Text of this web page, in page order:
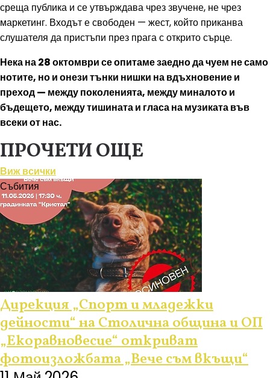
среща публика и се утвърждава чрез звучене, не чрез
маркетинг. Входът е свободен — жест, който приканва
слушателя да пристъпи през прага с открито сърце.
Нека на 28 октомври се опитаме заедно да чуем не само
нотите, но и онези тънки нишки на вдъхновение и
преход — между поколенията, между миналото и
бъдещето, между тишината и гласа на музиката във
всеки от нас.
ПРОЧЕТИ ОЩЕ
Виж всички
Събития
Дирекция „Спорт и младежки
дейности“ на Столична община и ОП
„Екоравновесие“ откриват
фотоизложбата „Вече съм вкъщи“